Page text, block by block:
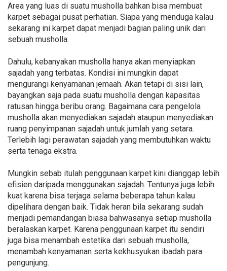
Area yang luas di suatu musholla bahkan bisa membuat
karpet sebagai pusat perhatian. Siapa yang menduga kalau
sekarang ini karpet dapat menjadi bagian paling unik dari
sebuah musholla.
Dahulu, kebanyakan musholla hanya akan menyiapkan
sajadah yang terbatas. Kondisi ini mungkin dapat
mengurangi kenyamanan jemaah. Akan tetapi di sisi lain,
bayangkan saja pada suatu musholla dengan kapasitas
ratusan hingga beribu orang. Bagaimana cara pengelola
musholla akan menyediakan sajadah ataupun menyediakan
ruang penyimpanan sajadah untuk jumlah yang setara.
Terlebih lagi perawatan sajadah yang membutuhkan waktu
serta tenaga ekstra.
Mungkin sebab itulah penggunaan karpet kini dianggap lebih
efisien daripada menggunakan sajadah. Tentunya juga lebih
kuat karena bisa terjaga selama beberapa tahun kalau
dipelihara dengan baik. Tidak heran bila sekarang sudah
menjadi pemandangan biasa bahwasanya setiap musholla
beralaskan karpet. Karena penggunaan karpet itu sendiri
juga bisa menambah estetika dari sebuah musholla,
menambah kenyamanan serta kekhusyukan ibadah para
pengunjung.